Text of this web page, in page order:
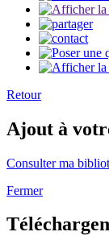
Retour
Ajout à
Consulter ma
Fermer